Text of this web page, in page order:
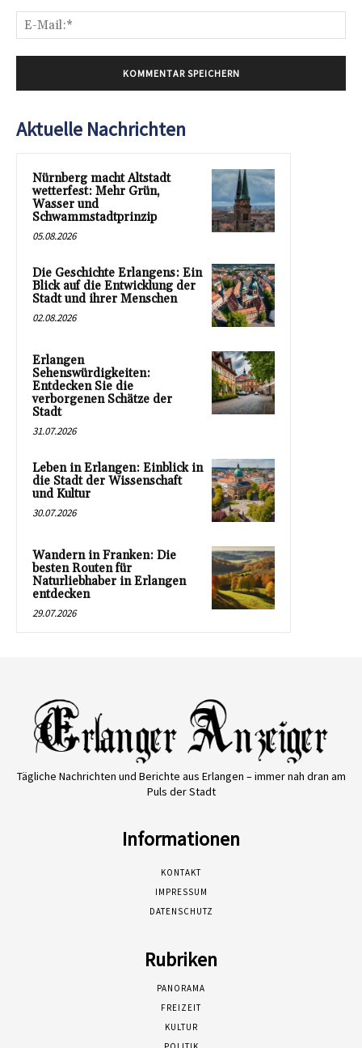
Aktuelle Nachrichten
Nürnberg macht Altstadt
wetterfest: Mehr Grün,
Wasser und
Schwammstadtprinzip
05.08.2026
Die Geschichte Erlangens: Ein
Blick auf die Entwicklung der
Stadt und ihrer Menschen
02.08.2026
Erlangen
Sehenswürdigkeiten:
Entdecken Sie die
verborgenen Schätze der
Stadt
31.07.2026
Leben in Erlangen: Einblick in
die Stadt der Wissenschaft
und Kultur
30.07.2026
Wandern in Franken: Die
besten Routen für
Naturliebhaber in Erlangen
entdecken
29.07.2026
Tägliche Nachrichten und Berichte aus Erlangen – immer nah dran am
Puls der Stadt
Informationen
KONTAKT
IMPRESSUM
DATENSCHUTZ
Rubriken
PANORAMA
FREIZEIT
KULTUR